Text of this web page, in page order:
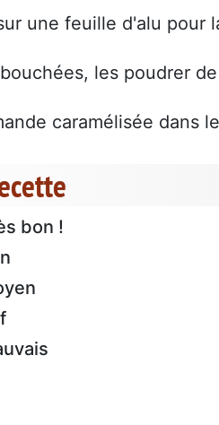
une feuille d'alu pour
les poudrer
caramélisée dans
bon !